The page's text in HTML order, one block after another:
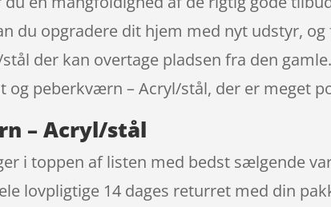
du opgradere dit hjem med nyt udstyr,
der kan overtage pladsen fra den
og peberkværn – Acryl/stål, der er meget
– Acryl/stål
i toppen af listen med bedst sælgende
lovpligtige 14 dages returret med din